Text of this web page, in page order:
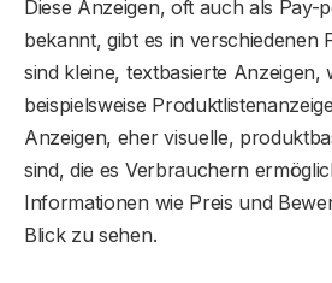
Diese Anzeigen, oft auch als Pay-
bekannt, gibt es in verschiedenen
sind kleine, textbasierte Anzeigen,
beispielsweise
Anzeigen, eher visuelle,
sind, die es Verbrauchern
Informationen wie Preis und
Blick zu sehen.